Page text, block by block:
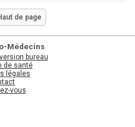
de page
Médecins
bureau
de santé
légales
vous